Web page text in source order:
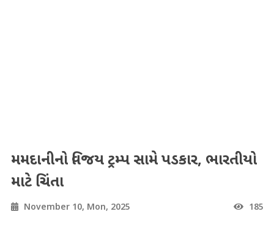
મમદાનીનો વિજય ટ્રમ્પ સામે પડકાર, ભારતીયો
માટે ચિંતા
November 10, Mon, 2025 185